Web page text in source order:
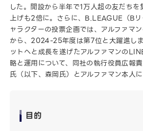
した。開設から半年で1万人超の友だちを
上げも2倍に。さらに、B.LEAGUE（B
ャラクターの投票企画では、アルファマ
から、2024-25年度は第7位と大躍進し
ットへと成長を遂げたアルファマンの
略と運用について、同社の執行役員広報
氏（以下、森岡氏）とアルファマン本人に
目的